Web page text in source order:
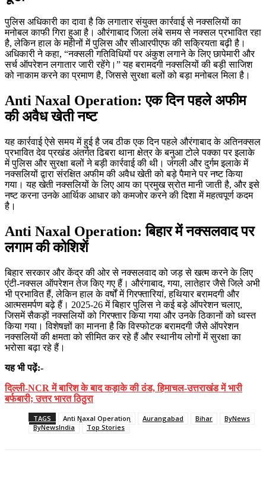
पुलिस अधिकारी का दावा है कि लगातार संयुक्त कार्रवाई से नक्सलियों का
मनोबल काफी गिरा हुआ है। औरंगाबाद जिला लंबे समय से नक्सल प्रभावित रहा
है, लेकिन हाल के महीनों में पुलिस और सीआरपीएफ की सक्रियता बढ़ी है।
अधिकारी ने कहा, “नक्सली गतिविधियों पर अंकुश लगाने के लिए छापेमारी और
सर्च ऑपरेशन लगातार जारी रहेंगे।” यह बरामदगी नक्सलियों की बड़ी साजिश
को नाकाम करने का प्रमाण है, जिससे सुरक्षा बलों को बड़ा मनोबल मिला है।
Anti Naxal Operation: एक दिन पहले अफीम
की अवैध खेती नष्ट
यह कार्रवाई ऐसे समय में हुई है जब ठीक एक दिन पहले औरंगाबाद के अतिनक्सल
प्रभावित देव प्रखंड अंतर्गत ढिबरा थाना क्षेत्र के बनुआ टोले पक्का पर इलाके
में पुलिस और सुरक्षा बलों ने बड़ी कार्रवाई की थी। जंगली और दुर्गम इलाके में
नक्सलियों द्वारा संरक्षित अफीम की अवैध खेती को बड़े पैमाने पर नष्ट किया
गया। यह खेती नक्सलियों के लिए आय का प्रमुख स्रोत मानी जाती है, और इसे
नष्ट करना उनके आर्थिक आधार को कमजोर करने की दिशा में महत्वपूर्ण कदम
है।
Anti Naxal Operation: बिहार में नक्सलवाद पर
लगाम की कोशिशें
बिहार सरकार और केंद्र की ओर से नक्सलवाद को जड़ से खत्म करने के लिए
एंटी-नक्सल ऑपरेशन तेज किए गए हैं। औरंगाबाद, गया, लातेहार जैसे जिले अभी
भी प्रभावित हैं, लेकिन हाल के वर्षों में गिरफ्तारियां, हथियार बरामदगी और
आत्मसमर्पण बढ़े हैं। 2025-26 में बिहार पुलिस ने कई बड़े ऑपरेशन चलाए,
जिसमें सैकड़ों नक्सलियों को गिरफ्तार किया गया और उनके ठिकानों को ध्वस्त
किया गया। विशेषज्ञों का मानना है कि विस्फोटक बरामदगी जैसे ऑपरेशन
नक्सलियों की क्षमता को सीमित कर रहे हैं और स्थानीय लोगों में सुरक्षा का
भरोसा बढ़ा रहे हैं।
यह भी पढ़ें:-
दिल्ली-NCR में बारिश के बाद कड़ाके की ठंड, हिमाचल-उत्तराखंड में भारी
बर्फबारी; उत्तर भारत ठिठुरा
TAGS Anti Naxal Operation Aurangabad Bihar
ByNews
ByNewsIndia
Top Stories